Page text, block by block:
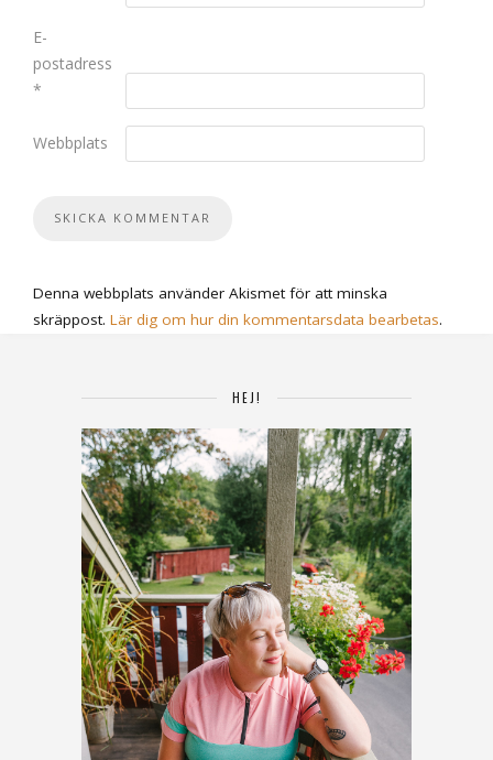
E-
postadress
*
Webbplats
Denna webbplats använder Akismet för att minska
skräppost. Lär dig om hur din kommentarsdata bearbetas.
HEJ!